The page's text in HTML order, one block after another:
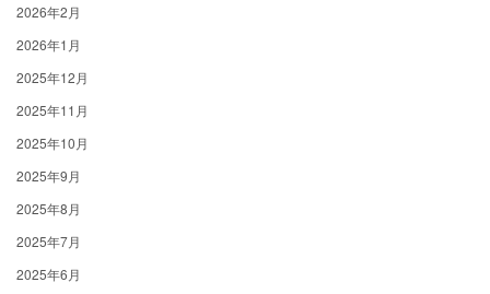
2026年2月
2026年1月
2025年12月
2025年11月
2025年10月
2025年9月
2025年8月
2025年7月
2025年6月